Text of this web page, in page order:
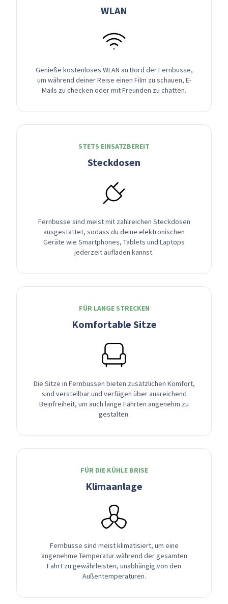
WLAN
Genieße kostenloses WLAN an Bord der Fernbusse,
um während deiner Reise einen Film zu schauen, E-
Mails zu checken oder mit Freunden zu chatten.
STETS EINSATZBEREIT
Steckdosen
Fernbusse sind meist mit zahlreichen Steckdosen
ausgestattet, sodass du deine elektronischen
Geräte wie Smartphones, Tablets und Laptops
jederzeit aufladen kannst.
FÜR LANGE STRECKEN
Komfortable Sitze
Die Sitze in Fernbussen bieten zusätzlichen Komfort,
sind verstellbar und verfügen über ausreichend
Beinfreiheit, um auch lange Fahrten angenehm zu
gestalten.
FÜR DIE KÜHLE BRISE
Klimaanlage
Fernbusse sind meist klimatisiert, um eine
angenehme Temperatur während der gesamten
Fahrt zu gewährleisten, unabhängig von den
Außentemperaturen.